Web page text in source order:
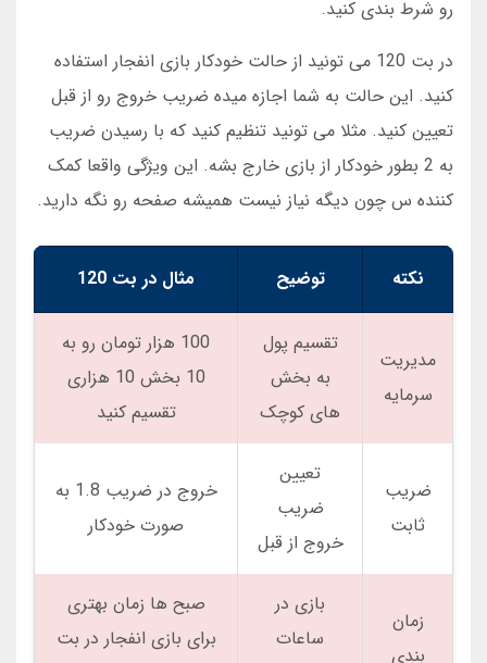
رو شرط بندی کنید.
در بت 120 می تونید از حالت خودکار بازی انفجار استفاده
کنید. این حالت به شما اجازه میده ضریب خروج رو از قبل
تعیین کنید. مثلا می تونید تنظیم کنید که با رسیدن ضریب
به 2 بطور خودکار از بازی خارج بشه. این ویژگی واقعا کمک
کننده س چون دیگه نیاز نیست همیشه صفحه رو نگه دارید.
نکته توضیح مثال در بت 120
مدیریت
سرمایه
تقسیم پول
به بخش
های کوچک
100 هزار تومان رو به
10 بخش 10 هزاری
تقسیم کنید
ضریب
ثابت
تعیین
ضریب
خروج از قبل
خروج در ضریب 1.8 به
صورت خودکار
زمان
بندی
بازی در
ساعات
صبح ها زمان بهتری
برای بازی انفجار در بت